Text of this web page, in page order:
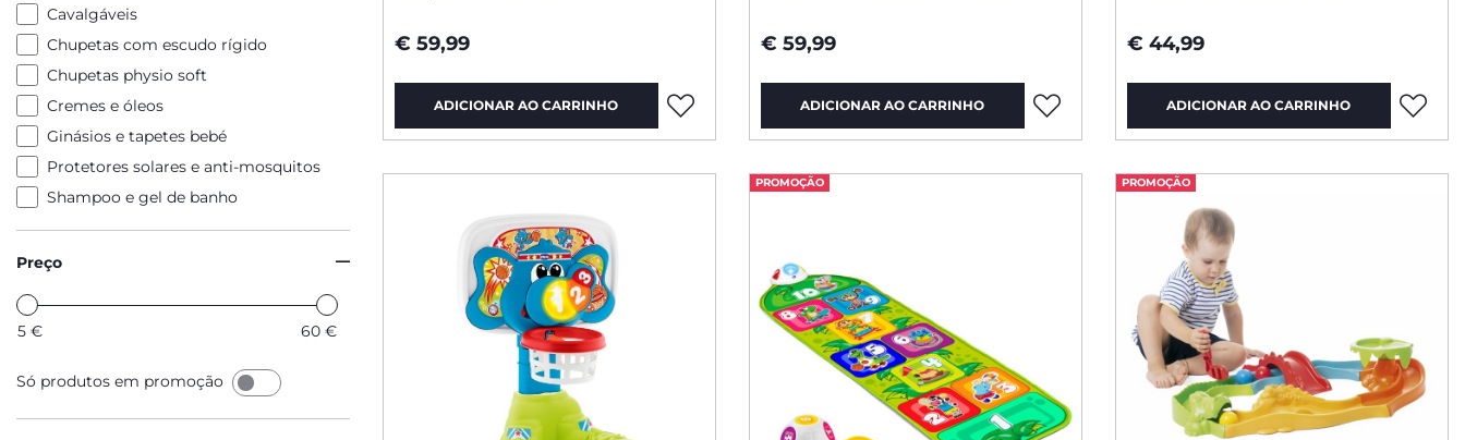
Cavalgáveis
Chupetas com escudo rígido
Chupetas physio soft
Cremes e óleos
Ginásios e tapetes bebé
Protetores solares e anti-mosquitos
Shampoo e gel de banho
Preço
5 € 60 €
Só produtos em promoção
€ 59,99
ADICIONAR AO CARRINHO
€ 59,99
ADICIONAR AO CARRINHO
€ 44,99
ADICIONAR AO CARRINHO
PROMOÇÃO PROMOÇÃO